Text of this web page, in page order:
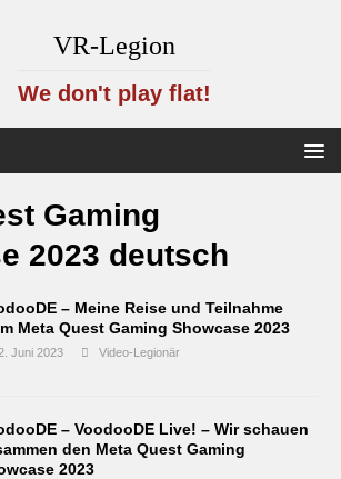
VR-Legion
We don't play flat!
Gaming
2023 deutsch
– Meine Reise und Teilnahme
Meta Quest Gaming Showcase 2023
2. Juni 2023 Video-Legionär
– VoodooDE Live! – Wir schauen
den Meta Quest Gaming
2023